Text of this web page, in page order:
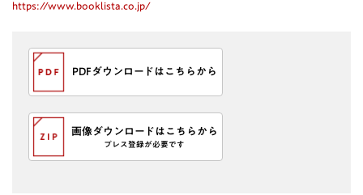
https://www.booklista.co.jp/
PDFダウンロードはこちらから
画像ダウンロードはこちらから
プレス登録が必要です